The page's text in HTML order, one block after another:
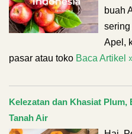
buah
sering
Apel,
pasar atau toko Baca Artikel
Kelezatan dan Khasiat
Tanah Air